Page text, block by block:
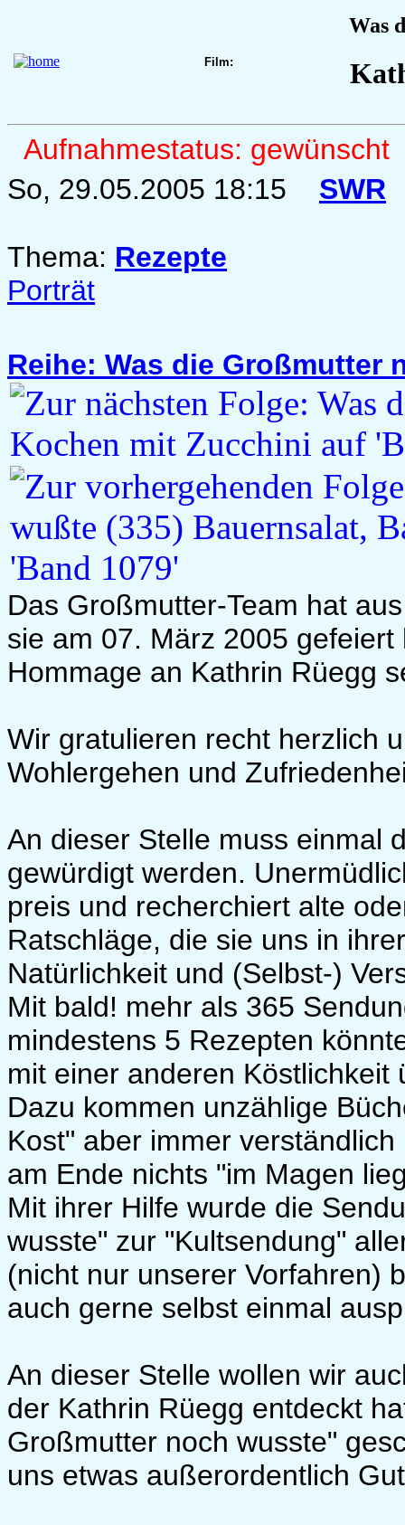
Film:
Was
Aufnahmestatus: gewünscht
So, 29.05.2005 18:15
SWR
Thema: Rezepte
Porträt
Reihe: Was die Großmutter
Das Großmutter-Team hat
sie am 07. März 2005
Hommage an Kathrin Rüegg
Wir gratulieren recht herzlich
Wohlergehen und
An dieser Stelle muss einmal
gewürdigt werden.
preis und recherchiert alte
Ratschläge, die sie uns in
Natürlichkeit und (Selbst-)
Mit bald! mehr als 365
mindestens 5 Rezepten
mit einer anderen Köstlichkeit
Dazu kommen unzählige
Kost" aber immer
am Ende nichts "im Magen
Mit ihrer Hilfe wurde die
wusste" zur "Kultsendung"
(nicht nur unserer Vorfahren)
auch gerne selbst einmal
An dieser Stelle wollen wir
der Kathrin Rüegg entdeckt
Großmutter noch wusste"
uns etwas außerordentlich